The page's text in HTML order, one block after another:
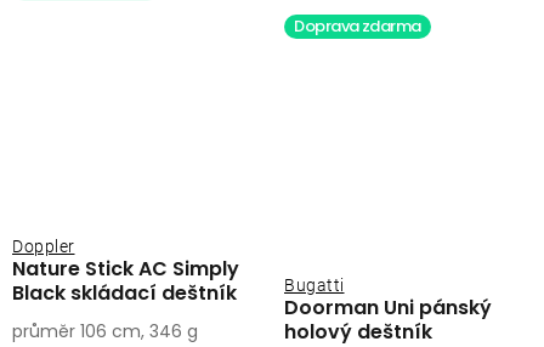
Nature Stick AC Simply
Black skládací deštník
Doppler
průměr 106 cm, 346 g
Doprava zdarma
Doorman Uni pánský
holový deštník
Bugatti